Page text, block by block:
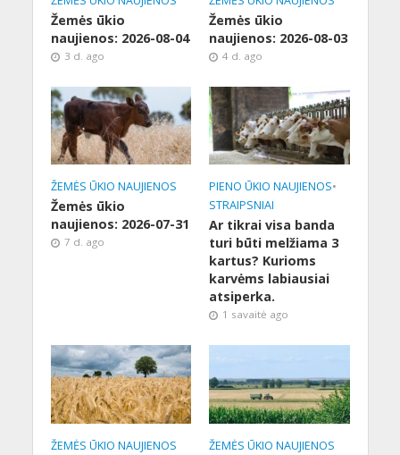
Žemės ūkio
naujienos: 2026-08-04
3 d. ago
Žemės ūkio
naujienos: 2026-08-03
4 d. ago
ŽEMĖS ŪKIO NAUJIENOS
Žemės ūkio
naujienos: 2026-07-31
7 d. ago
PIENO ŪKIO NAUJIENOS•
STRAIPSNIAI
Ar tikrai visa banda
turi būti melžiama 3
kartus? Kurioms
karvėms labiausiai
atsiperka.
1 savaitė ago
ŽEMĖS ŪKIO NAUJIENOS ŽEMĖS ŪKIO NAUJIENOS